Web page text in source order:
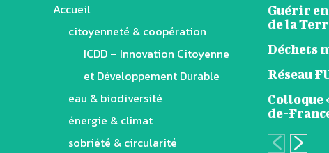
Accueil
citoyenneté & coopération
ICDD – Innovation Citoyenne
et Développement Durable
eau & biodiversité
énergie & climat
sobriété & circularité
Guérir
de la
Déchets
Réseau
Colloque
de-